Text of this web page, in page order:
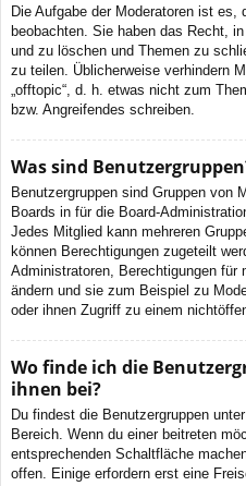
Die Aufgabe der Moderatoren ist
beobachten. Sie haben das Recht,
und zu löschen und Themen zu
zu teilen. Üblicherweise verhindern
„offtopic“, d. h. etwas nicht zum
bzw. Angreifendes schreiben.
Was sind
Benutzergruppen sind Gruppen von
Boards in für die Board-
Jedes Mitglied kann mehreren
können Berechtigungen zugeteilt
Administratoren, Berechtigungen für
ändern und sie zum Beispiel zu
oder ihnen Zugriff zu einem
Wo finde ich die
ihnen bei?
Du findest die Benutzergruppen
Bereich. Wenn du einer beitreten
entsprechenden Schaltfläche
offen. Einige erfordern erst eine